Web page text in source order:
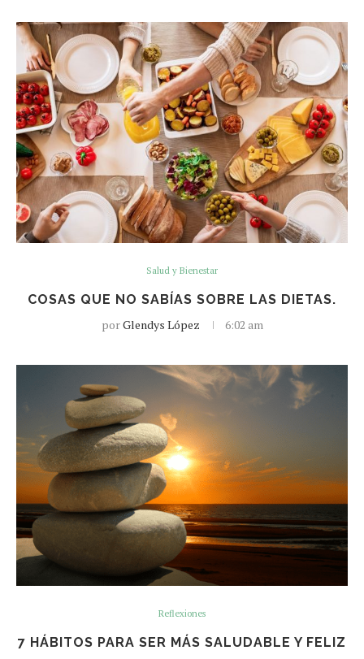
Salud y Bienestar
COSAS QUE NO SABÍAS SOBRE LAS DIETAS.
porGlendys López 6:02 am
Reflexiones
7 HÁBITOS PARA SER MÁS SALUDABLE Y FELIZ